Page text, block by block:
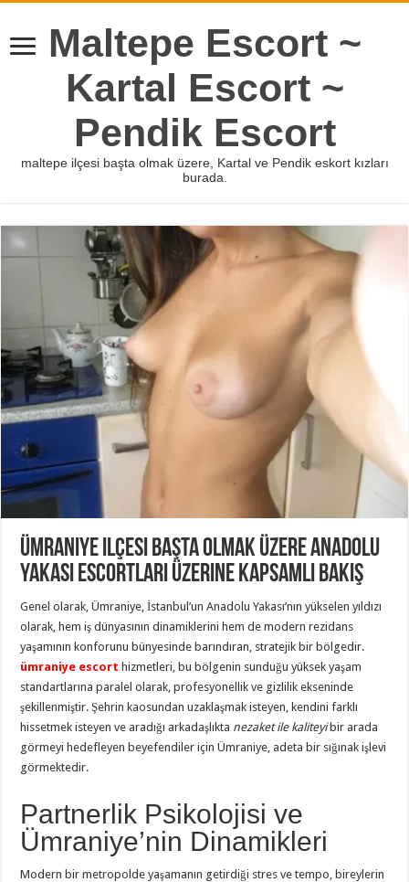
Maltepe Escort ~
Kartal Escort ~
Pendik Escort
maltepe ilçesi başta olmak üzere, Kartal ve Pendik eskort kızları
burada.
Ümraniye ilçesi başta olmak üzere anadolu
yakası escortları Üzerine Kapsamlı Bakış
Genel olarak, Ümraniye, İstanbul’un Anadolu Yakası’nın yükselen yıldızı
olarak, hem iş dünyasının dinamiklerini hem de modern rezidans
yaşamının konforunu bünyesinde barındıran, stratejik bir bölgedir.
ümraniye escort hizmetleri, bu bölgenin sunduğu yüksek yaşam
standartlarına paralel olarak, profesyonellik ve gizlilik ekseninde
şekillenmiştir. Şehrin kaosundan uzaklaşmak isteyen, kendini farklı
hissetmek isteyen ve aradığı arkadaşlıkta nezaket ile kaliteyibir arada
görmeyi hedefleyen beyefendiler için Ümraniye, adeta bir sığınak işlevi
görmektedir.
Partnerlik Psikolojisi ve
Ümraniye’nin Dinamikleri
Modern bir metropolde yaşamanın getirdiği stres ve tempo, bireylerin